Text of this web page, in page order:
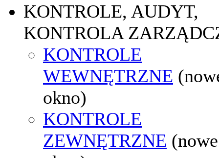
KONTROLE, AUDYT,
KONTROLA
KONTROLE
WEWNĘTRZNE
okno)
KONTROLE
ZEWNĘTRZNE (nowe